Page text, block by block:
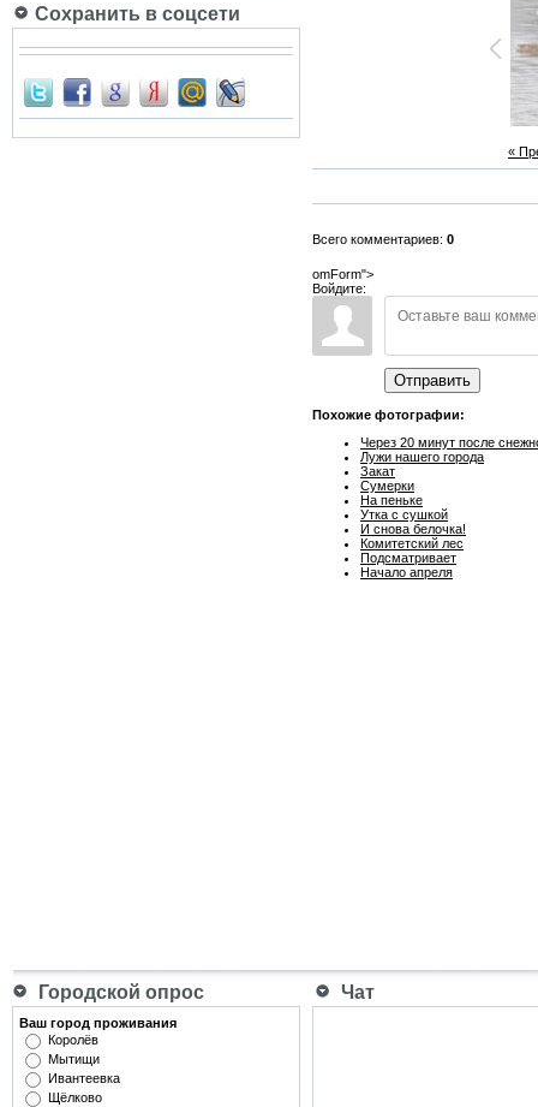
Сохранить в соцсети
«
Всего комментариев: 0
omForm">
Войдите:
Отправить
Похожие фотографии:
Через 20 минут после
Лужи нашего города
Закат
Сумерки
На пеньке
Утка с сушкой
И снова белочка!
Комитетский лес
Подсматривает
Начало апреля
Городской опрос Чат
Ваш город проживания
Королёв
Мытищи
Ивантеевка
Щёлково